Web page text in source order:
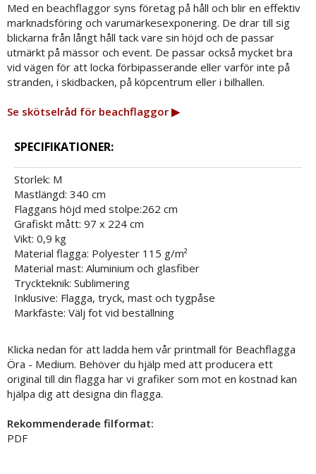
Med en beachflaggor syns företag på håll och blir en effektiv
marknadsföring och varumärkesexponering. De drar till sig
blickarna från långt håll tack vare sin höjd och de passar
utmärkt på mässor och event. De passar också mycket bra
vid vägen för att locka förbipasserande eller varför inte på
stranden, i skidbacken, på köpcentrum eller i bilhallen.
Se skötselråd för beachflaggor ▶
SPECIFIKATIONER:
Storlek: M
Mastlängd: 340 cm
Flaggans höjd med stolpe:262 cm
Grafiskt mått: 97 x 224 cm
Vikt: 0,9 kg
Material flagga: Polyester 115 g/m²
Material mast: Aluminium och glasfiber
Tryckteknik: Sublimering
Inklusive: Flagga, tryck, mast och tygpåse
Markfäste: Välj fot vid beställning
Klicka nedan för att ladda hem vår printmall för Beachflagga
Öra - Medium. Behöver du hjälp med att producera ett
original till din flagga har vi grafiker som mot en kostnad kan
hjälpa dig att designa din flagga.
Rekommenderade filformat:
PDF